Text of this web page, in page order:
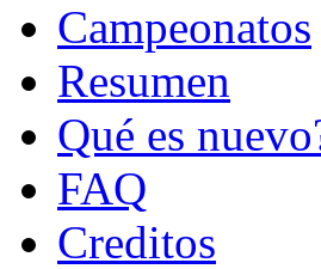
Campeonatos
Resumen
Qué es
FAQ
Creditos